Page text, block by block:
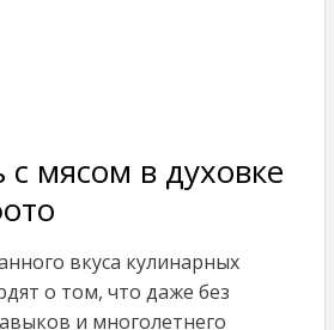
с мясом в духовке
вкуса кулинарных
о том, что даже без
и многолетнего